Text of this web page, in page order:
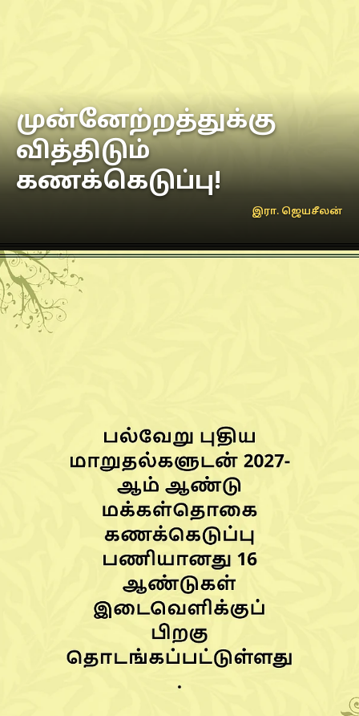
முன்னேற்றத்துக்கு
வித்திடும்
கணக்கெடுப்பு!
இரா. ஜெயசீலன்